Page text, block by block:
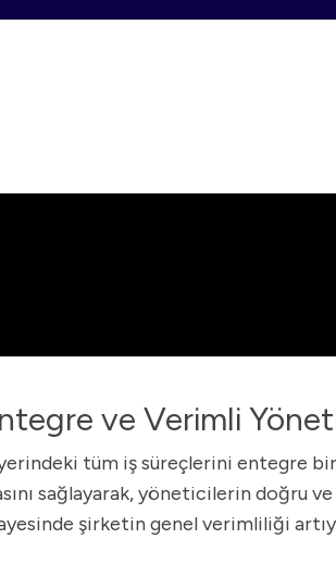
ve Verimli
yerindeki tüm iş süreçlerini entegre
sağlayarak, yöneticilerin doğru ve
şirketin genel verimliliği